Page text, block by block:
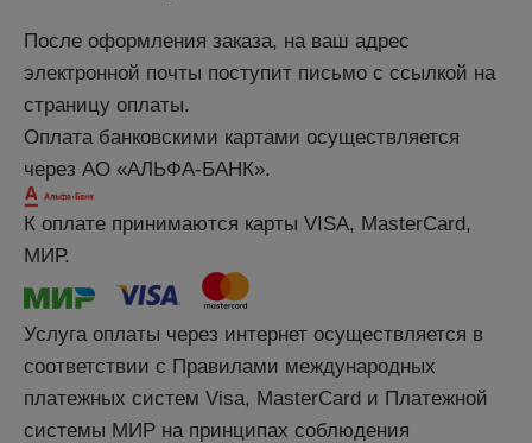
После оформления заказа, на ваш адрес
электронной почты поступит письмо с ссылкой на
страницу оплаты.
Оплата банковскими картами осуществляется
через АО «АЛЬФА-БАНК».
К оплате принимаются карты VISA, MasterCard,
МИР.
Услуга оплаты через интернет осуществляется в
соответствии с Правилами международных
платежных систем Visa, MasterCard и Платежной
системы МИР на принципах соблюдения